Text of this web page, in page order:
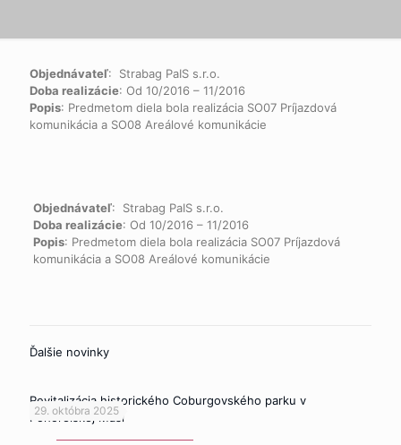
Objednávateľ: Strabag PaIS s.r.o.
Doba realizácie: Od 10/2016 – 11/2016
Popis: Predmetom diela bola realizácia SO07 Príjazdová
komunikácia a SO08 Areálové komunikácie
Objednávateľ: Strabag PaIS s.r.o.
Doba realizácie: Od 10/2016 – 11/2016
Popis: Predmetom diela bola realizácia SO07 Príjazdová
komunikácia a SO08 Areálové komunikácie
Ďalšie novinky
29. októbra 2025
Revitalizácia historického Coburgovského parku v
Pohorelskej Maši